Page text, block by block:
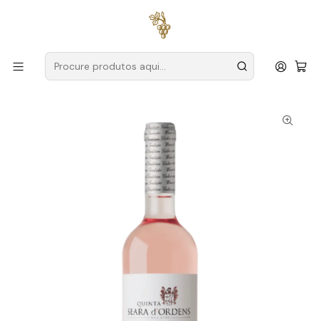
para encomendas a partir de
Produtores Douro
Quinta Seara D'Ordens
Seara D'Ordens 2023 Douro Rosé 75cl